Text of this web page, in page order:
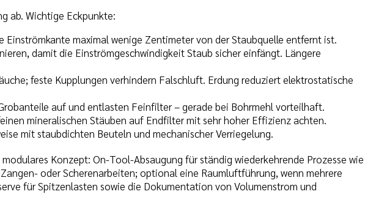
ab. Wichtige Eckpunkte:
Einströmkante maximal wenige Zentimeter von der Staubquelle entfernt ist.
damit die Einströmgeschwindigkeit Staub sicher einfängt. Längere
feste Kupplungen verhindern Falschluft. Erdung reduziert elektrostatische
auf und entlasten Feinfilter – gerade bei Bohrmehl vorteilhaft.
mineralischen Stäuben auf Endfilter mit sehr hoher Effizienz achten.
mit staubdichten Beuteln und mechanischer Verriegelung.
Konzept: On-Tool-Absaugung für ständig wiederkehrende Prozesse wie
oder Scherenarbeiten; optional eine Raumluftführung, wenn mehrere
für Spitzenlasten sowie die Dokumentation von Volumenstrom und